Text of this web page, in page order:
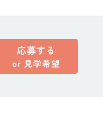
応募する
or 見学希望